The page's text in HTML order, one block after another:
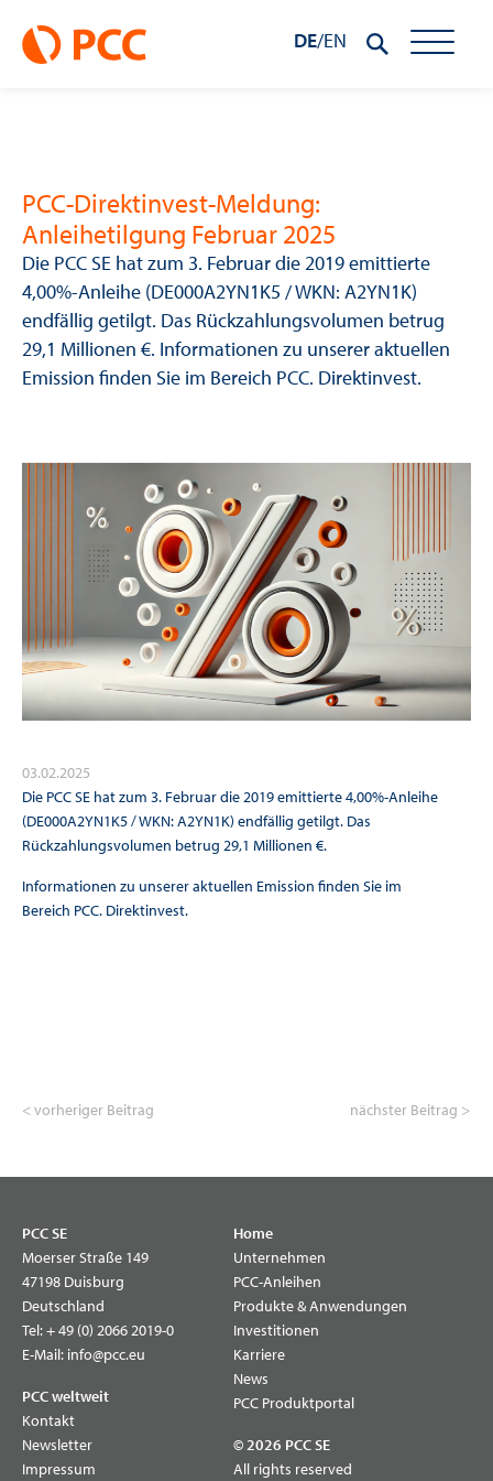
DE/EN
PCC-Direktinvest-Meldung:
Anleihetilgung Februar 2025
Die PCC SE hat zum 3. Februar die 2019 emittierte
4,00%-Anleihe (DE000A2YN1K5 / WKN: A2YN1K)
endfällig getilgt. Das Rückzahlungsvolumen betrug
29,1 Millionen €. Informationen zu unserer aktuellen
Emission finden Sie im Bereich PCC. Direktinvest.
03.02.2025
Die PCC SE hat zum 3. Februar die 2019 emittierte 4,00%-Anleihe
(DE000A2YN1K5 / WKN: A2YN1K) endfällig getilgt. Das
Rückzahlungsvolumen betrug 29,1 Millionen €.
Informationen zu unserer aktuellen Emission finden Sie im
Bereich PCC. Direktinvest.
< vorheriger Beitrag nächster Beitrag >
PCC SE
Moerser Straße 149
47198 Duisburg
Deutschland
Tel:+ 49 (0) 2066 2019-0
E-Mail: info@pcc.eu
PCC weltweit
Kontakt
Newsletter
Impressum
Home
Unternehmen
PCC-Anleihen
Produkte & Anwendungen
Investitionen
Karriere
News
PCC Produktportal
© 2026 PCC SE
All rights reserved